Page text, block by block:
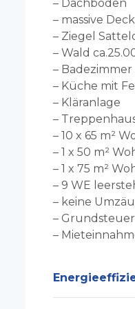
– Dachboden
– massive
– Ziegel
– Wald
–
– Küche mit
– Kläranlage
–
– 10 x 65 m²
– 1 x 50 m²
– 1 x 75 m²
– 9 WE
– keine
–
–